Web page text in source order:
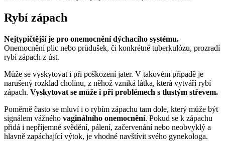
Rybí zápach
Nejtypičtější je pro onemocnění dýchacího systému.
Onemocnění plic nebo průdušek, či konkrétně tuberkulózu, prozradí
rybí zápach z úst.
Může se vyskytovat i při poškození jater. V takovém případě je
narušený rozklad cholínu, z něhož vzniká látka, která vytváří rybí
zápach. Vyskytovat se může i při problémech s tlustým střevem.
Poměrně často se mluví i o rybím zápachu tam dole, který může být
signálem vážného vaginálního onemocnění. Pokud se k zápachu
přidá i nepříjemné svědění, pálení, začervenání nebo neobvyklý a
hlavně zapáchající výtok, je vhodné navštívit svého gynekologa.